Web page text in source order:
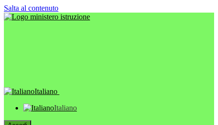
Salta al contenuto
Italiano
Italiano